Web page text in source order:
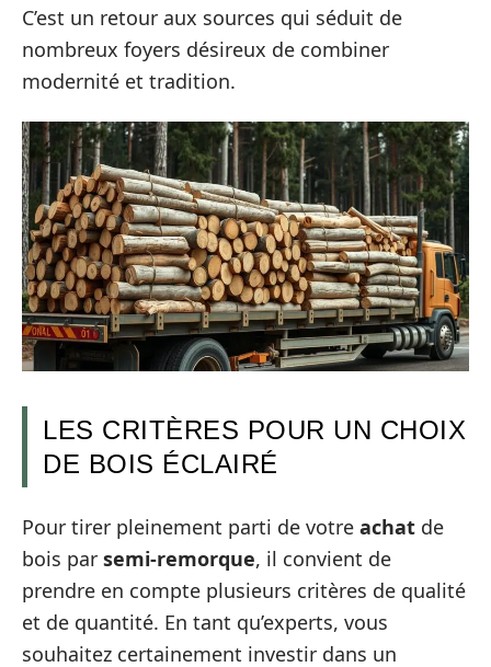
C’est un retour aux sources qui séduit de
nombreux foyers désireux de combiner
modernité et tradition.
LES CRITÈRES POUR UN CHOIX
DE BOIS ÉCLAIRÉ
Pour tirer pleinement parti de votre achat de
bois par semi-remorque, il convient de
prendre en compte plusieurs critères de qualité
et de quantité. En tant qu’experts, vous
souhaitez certainement investir dans un